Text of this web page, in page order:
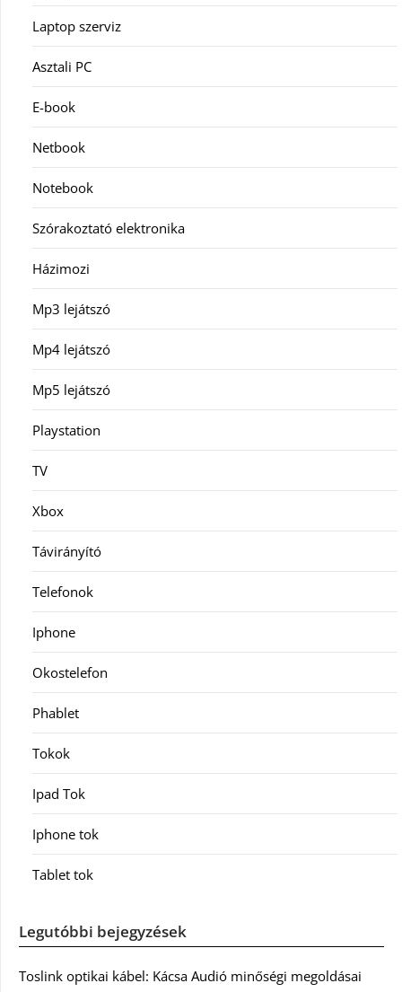
Laptop szerviz
Asztali PC
E-book
Netbook
Notebook
Szórakoztató elektronika
Házimozi
Mp3 lejátszó
Mp4 lejátszó
Mp5 lejátszó
Playstation
TV
Xbox
Távirányító
Telefonok
Iphone
Okostelefon
Phablet
Tokok
Ipad Tok
Iphone tok
Tablet tok
Legutóbbi bejegyzések
Toslink optikai kábel: Kácsa Audió minőségi megoldásai